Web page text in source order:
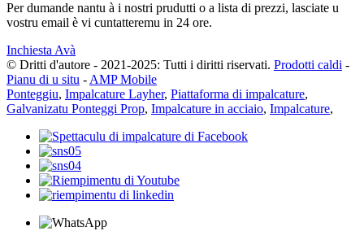
Per dumande nantu à i nostri prudutti o a lista di prezzi, lasciate u
vostru email è vi cuntatteremu in 24 ore.
Inchiesta Avà
© Dritti d'autore - 2021-2025: Tutti i diritti riservati. Prodotti caldi -
Pianu di u situ - AMP Mobile
Ponteggiu, Impalcature Layher, Piattaforma di impalcature,
Galvanizatu Ponteggi Prop, Impalcature in acciaio, Impalcature,